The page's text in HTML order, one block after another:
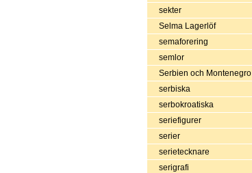
sekter
Selma Lagerlöf
semaforering
semlor
Serbien och Montenegro
serbiska
serbokroatiska
seriefigurer
serier
serietecknare
serigrafi